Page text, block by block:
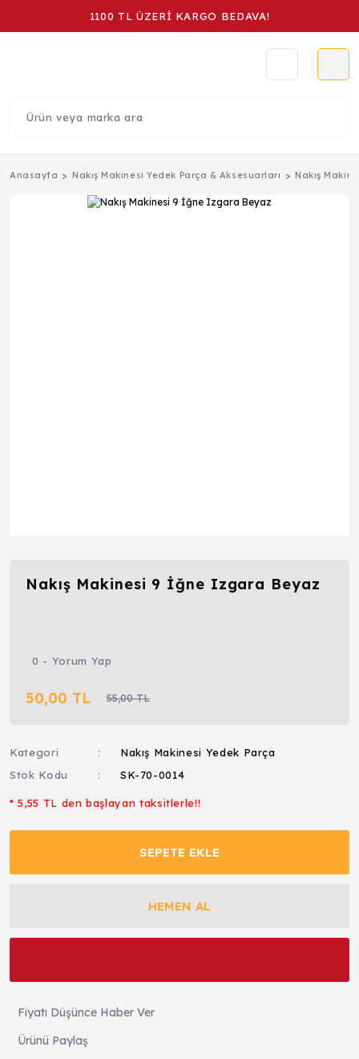
1100 TL ÜZERİ KARGO BEDAVA!
Anasayfa Nakış Makinesi Yedek Parça & Aksesuarları Nakış
Nakış Makinesi 9 İğne Izgara Beyaz
0 - Yorum Yap
50,00 TL 55,00 TL
Kategori
Nakış Makinesi Yedek Parça
Stok Kodu
SK-70-0014
* 5,55 TL den başlayan taksitlerle!!
SEPETE EKLE
HEMEN AL
Fiyatı Düşünce Haber Ver
Ürünü Paylaş